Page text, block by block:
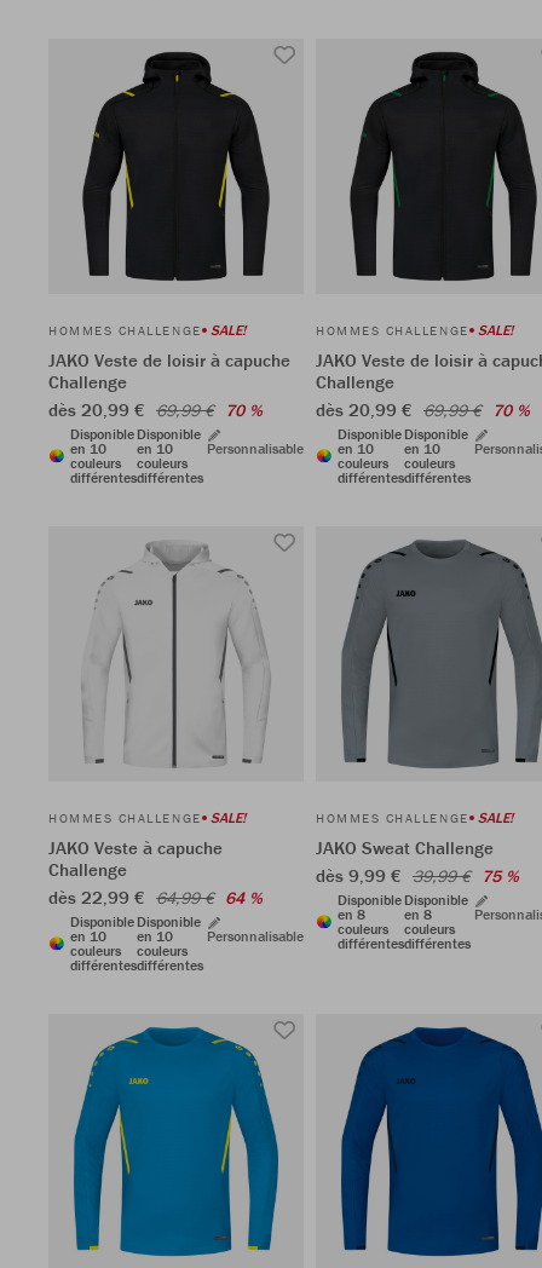
HOMMES CHALLENGE SALE!
JAKO Veste de loisir à capuche
Challenge
dès 20,99 € 69,99 € 70 %
Disponible
en 10
couleurs
différentes
Disponible
en 10
couleurs
différentes
Personnalisable
HOMMES CHALLENGE SALE!
JAKO Veste de loisir à
Challenge
dès 20,99 € 69,99 € 70 %
Disponible
en 10
couleurs
différentes
Disponible
en 10
couleurs
différentes
HOMMES CHALLENGE SALE!
JAKO Veste à capuche
Challenge
dès 22,99 € 64,99 € 64 %
Disponible
en 10
couleurs
différentes
Disponible
en 10
couleurs
différentes
Personnalisable
HOMMES CHALLENGE SALE!
JAKO Sweat Challenge
dès 9,99 € 39,99 € 75 %
Disponible
en 8
couleurs
différentes
Disponible
en 8
couleurs
différentes